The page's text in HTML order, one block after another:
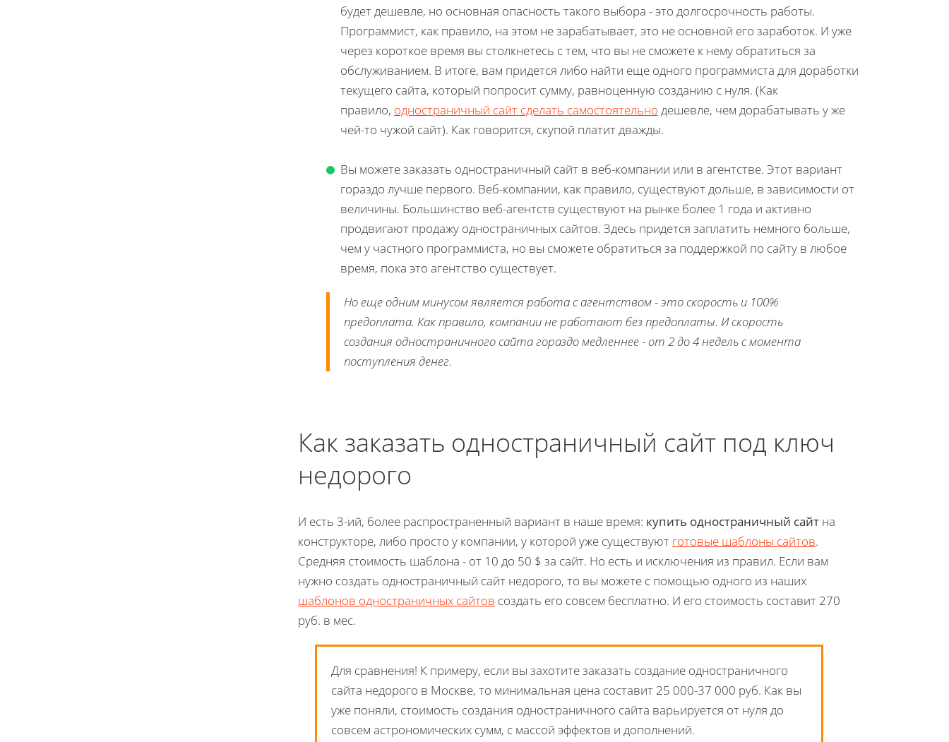
будет дешевле, но основная опасность такого выбора - это долгосрочность работы.
Программист, как правило, на этом не зарабатывает, это не основной его заработок. И уже
через короткое время вы столкнетесь с тем, что вы не сможете к нему обратиться за
обслуживанием. В итоге, вам придется либо найти еще одного программиста для доработки
текущего сайта, который попросит сумму, равноценную созданию с нуля. (Как
правило, одностраничный сайт сделать самостоятельно дешевле, чем дорабатывать у же
чей-то чужой сайт). Как говорится, скупой платит дважды.
Вы можете заказать одностраничный сайт в веб-компании или в агентстве. Этот вариант
гораздо лучше первого. Веб-компании, как правило, существуют дольше, в зависимости от
величины. Большинство веб-агентств существуют на рынке более 1 года и активно
продвигают продажу одностраничных сайтов. Здесь придется заплатить немного больше,
чем у частного программиста, но вы сможете обратиться за поддержкой по сайту в любое
время, пока это агентство существует.
Но еще одним минусом является работа с агентством - это скорость и 100%
предоплата. Как правило, компании не работают без предоплаты. И скорость
создания одностраничного сайта гораздо медленнее - от 2 до 4 недель с момента
поступления денег.
Как заказать одностраничный сайт под ключ
недорого
И есть 3-ий, более распространенный вариант в наше время: купить одностраничный сайт на
конструкторе, либо просто у компании, у которой уже существуют готовые шаблоны сайтов.
Средняя стоимость шаблона - от 10 до 50 $ за сайт. Но есть и исключения из правил. Если вам
нужно создать одностраничный сайт недорого, то вы можете с помощью одного из наших
шаблонов одностраничных сайтов создать его совсем бесплатно. И его стоимость составит 270
руб. в мес.
Для сравнения! К примеру, если вы захотите заказать создание одностраничного
сайта недорого в Москве, то минимальная цена составит 25 000-37 000 руб. Как вы
уже поняли, стоимость создания одностраничного сайта варьируется от нуля до
совсем астрономических сумм, с массой эффектов и дополнений.